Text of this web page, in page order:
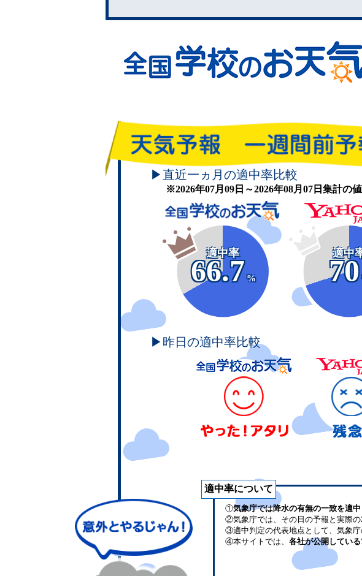
▶直近一ヵ月の適中率比較
※2026年07月09日～2026年08月07日集計の値
適中率
66.7
%
適中
▶昨日の適中率比較
適中率について
①気象庁では降水の有無の一致を適中
②気象庁では、その日の予報と実際の
③適中判定の代表地点として、気象
④本サイトでは、 各社が公開してい